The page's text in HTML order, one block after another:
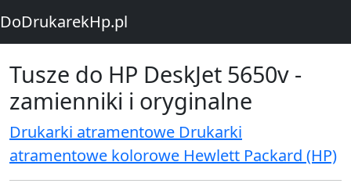
DoDrukarekHp.pl
Tusze do HP DeskJet 5650v -
zamienniki i oryginalne
Drukarki atramentowe Drukarki
atramentowe kolorowe Hewlett Packard (HP)